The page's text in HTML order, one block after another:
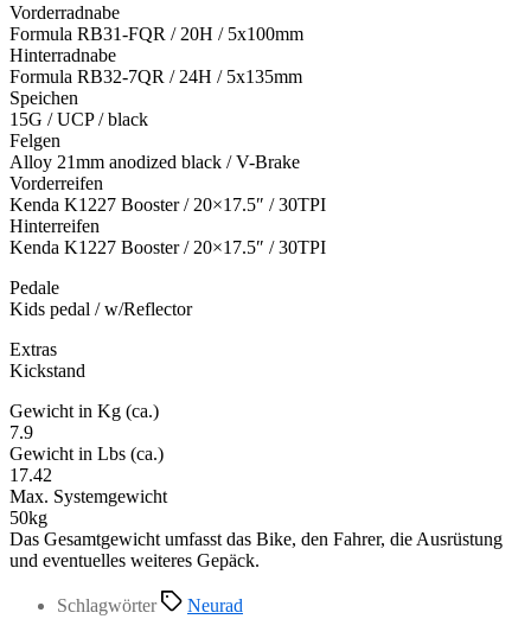
Vorderradnabe
Formula RB31-FQR / 20H / 5x100mm
Hinterradnabe
Formula RB32-7QR / 24H / 5x135mm
Speichen
15G / UCP / black
Felgen
Alloy 21mm anodized black / V-Brake
Vorderreifen
Kenda K1227 Booster / 20×17.5″ / 30TPI
Hinterreifen
Kenda K1227 Booster / 20×17.5″ / 30TPI
Pedale
Kids pedal / w/Reflector
Extras
Kickstand
Gewicht in Kg (ca.)
7.9
Gewicht in Lbs (ca.)
17.42
Max. Systemgewicht
50kg
Das Gesamtgewicht umfasst das Bike, den Fahrer, die Ausrüstung
und eventuelles weiteres Gepäck.
Schlagwörter
Neurad